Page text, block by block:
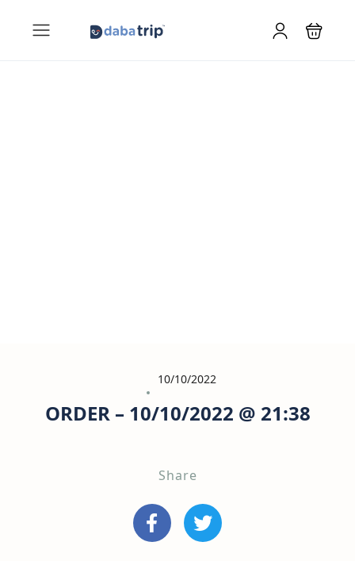
10/10/2022
ORDER – 10/10/2022 @ 21:38
Share